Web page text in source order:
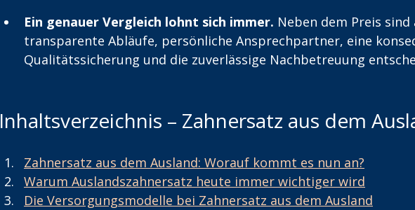
Ein genauer Vergleich lohnt sich immer. Neben dem Preis sind
transparente Abläufe, persönliche Ansprechpartner, eine
Qualitätssicherung und die zuverlässige Nachbetreuung
Inhaltsverzeichnis – Zahnersatz aus dem
Zahnersatz aus dem Ausland: Worauf kommt es nun an?
Warum Auslandszahnersatz heute immer wichtiger wird
Die Versorgungsmodelle bei Zahnersatz aus dem Ausland